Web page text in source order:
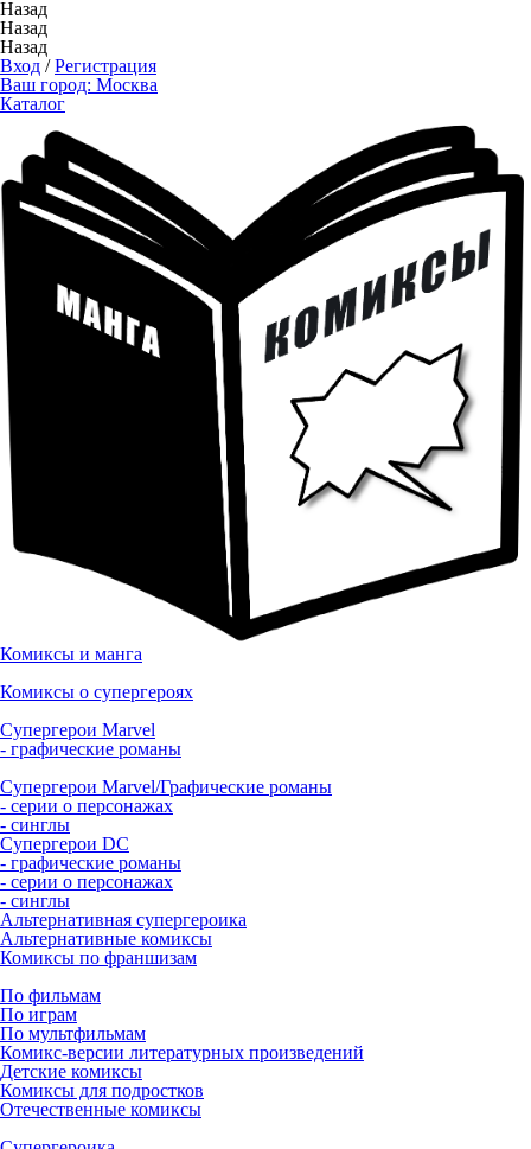
Назад
Назад
Назад
Вход /Регистрация
Ваш город: Москва
Каталог
Комиксы и манга
Комиксы о супергероях
Супергерои Marvel
- графические романы
Супергерои Marvel/Графические романы
- серии о персонажах
- синглы
Супергерои DC
- графические романы
- серии о персонажах
- синглы
Альтернативная супергероика
Альтернативные комиксы
Комиксы по франшизам
По фильмам
По играм
По мультфильмам
Комикс-версии литературных произведений
Детские комиксы
Комиксы для подростков
Отечественные комиксы